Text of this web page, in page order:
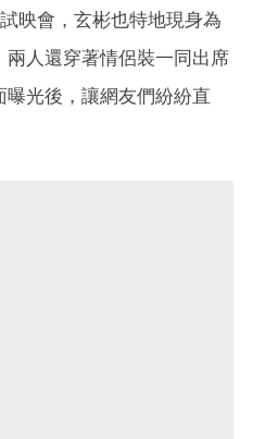
映會，玄彬也特地現身為
人還穿著情侶裝一同出席
光後，讓網友們紛紛直